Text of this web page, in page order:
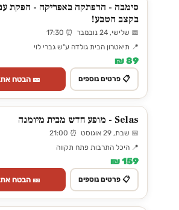
סימבה - הרפתקה באפריקה - הפקת
בקצב הטבע!
📅 שלישי, 24 נובמבר ⏰ 17:30
📍 תיאטרון הבית גולדה ע"ש גברי לוי
89 ₪
📋 פרטים נוספים 🎫 הבטח
Selas - מופע חדש מבית מיומנה
📅 שבת, 29 אוגוסט ⏰ 21:00
📍 היכל התרבות פתח תקווה
159 ₪
📋 פרטים נוספים 🎫 הבטח